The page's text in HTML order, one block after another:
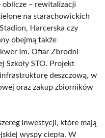
oblicze – rewitalizacji
na starachowickich
Harcerska czy
obejmą także
im. Ofiar Zbrodni
Szkoły STO. Projekt
deszczową, w
oraz zakup zbiorników
inwestycji, które mają
wyspy ciepła. W